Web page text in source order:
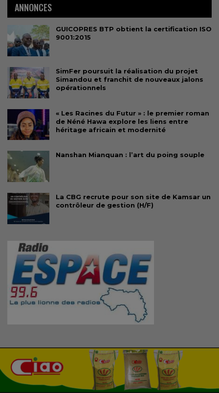
ANNONCES
GUICOPRES BTP obtient la certification ISO
9001:2015
SimFer poursuit la réalisation du projet
Simandou et franchit de nouveaux jalons
opérationnels
« Les Racines du Futur » : le premier roman
de Néné Hawa explore les liens entre
héritage africain et modernité
Nanshan Mianquan : l’art du poing souple
La CBG recrute pour son site de Kamsar un
contrôleur de gestion (H/F)